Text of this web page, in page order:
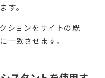
す。
ションをサイトの既
一致させます。